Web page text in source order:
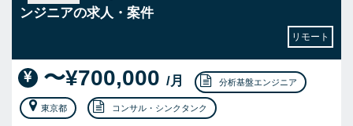
ンジニアの求人・案件
リモート
〜¥700,000 /月 分析基盤エンジニア
東京都 コンサル・シンクタンク